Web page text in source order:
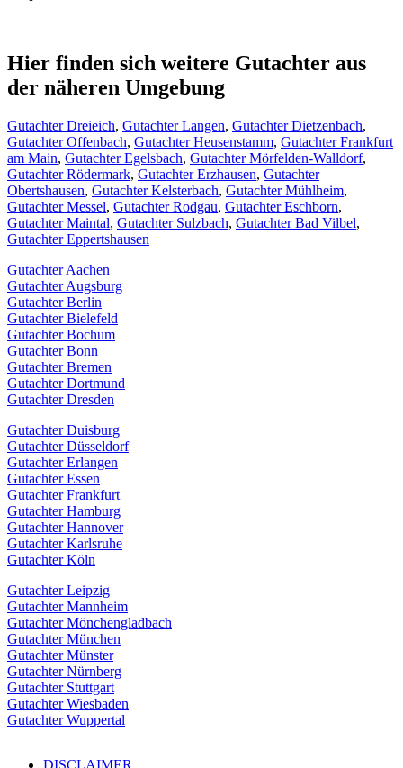
Hier finden sich weitere Gutachter aus
der näheren Umgebung
Gutachter Dreieich, Gutachter Langen, Gutachter Dietzenbach,
Gutachter Offenbach, Gutachter Heusenstamm, Gutachter Frankfurt
am Main, Gutachter Egelsbach, Gutachter Mörfelden-Walldorf,
Gutachter Rödermark, Gutachter Erzhausen, Gutachter
Obertshausen, Gutachter Kelsterbach, Gutachter Mühlheim,
Gutachter Messel, Gutachter Rodgau, Gutachter Eschborn,
Gutachter Maintal, Gutachter Sulzbach, Gutachter Bad Vilbel,
Gutachter Eppertshausen
Gutachter Aachen
Gutachter Augsburg
Gutachter Berlin
Gutachter Bielefeld
Gutachter Bochum
Gutachter Bonn
Gutachter Bremen
Gutachter Dortmund
Gutachter Dresden
Gutachter Duisburg
Gutachter Düsseldorf
Gutachter Erlangen
Gutachter Essen
Gutachter Frankfurt
Gutachter Hamburg
Gutachter Hannover
Gutachter Karlsruhe
Gutachter Köln
Gutachter Leipzig
Gutachter Mannheim
Gutachter Mönchengladbach
Gutachter München
Gutachter Münster
Gutachter Nürnberg
Gutachter Stuttgart
Gutachter Wiesbaden
Gutachter Wuppertal
DISCLAIMER